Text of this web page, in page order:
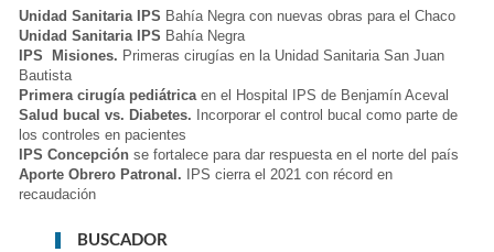
Unidad Sanitaria IPS Bahía Negra con nuevas obras para el Chaco
Unidad Sanitaria IPS Bahía Negra
IPS Misiones. Primeras cirugías en la Unidad Sanitaria San Juan
Bautista
Primera cirugía pediátricaen el Hospital IPS de Benjamín Aceval
Salud bucal vs. Diabetes. Incorporar el control bucal como parte de
los controles en pacientes
IPS Concepciónse fortalece para dar respuesta en el norte del país
Aporte Obrero Patronal.
IPS cierra el 2021 con récord en
recaudación
BUSCADOR